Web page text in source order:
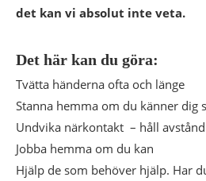
det kan vi absolut inte veta.
Det här kan du göra:
Tvätta händerna ofta och länge
Stanna hemma om du känner dig
Undvika närkontakt – håll
Jobba hemma om du kan
Hjälp de som behöver hjälp. Har